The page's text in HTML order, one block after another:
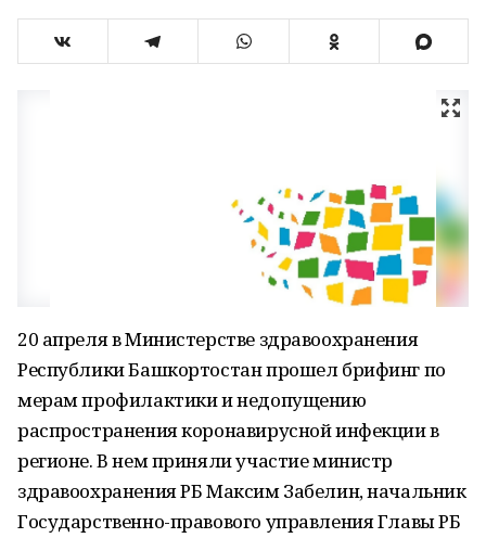
20 апреля в Министерстве здравоохранения
Республики Башкортостан прошел брифинг по
мерам профилактики и недопущению
распространения коронавирусной инфекции в
регионе. В нем приняли участие министр
здравоохранения РБ Максим Забелин, начальник
Государственно-правового управления Главы РБ